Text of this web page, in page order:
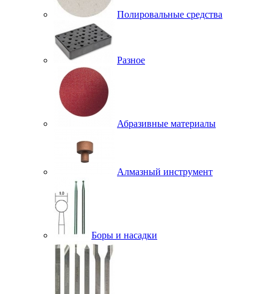
Полировальные средства
Разное
Абразивные материалы
Алмазный инструмент
Боры и насадки